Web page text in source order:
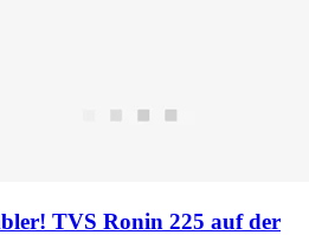
TVS Ronin 225 auf der